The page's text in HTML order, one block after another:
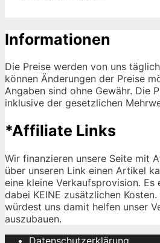
Informationen
Die Preise werden von uns
können Änderungen der Preise
Angaben sind ohne Gewähr. Die
inklusive der gesetzlichen
*Affiliate Links
Wir finanzieren unsere Seite mit
über unseren Link einen Artikel
eine kleine Verkaufsprovision. Es
dabei KEINE zusätzlichen
würdest uns damit helfen unser
auszubauen.
Datenschutzerklärung